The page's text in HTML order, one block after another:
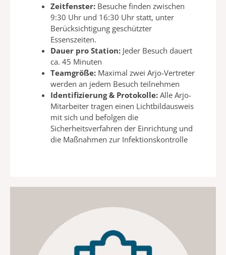
Zeitfenster: Besuche finden zwischen
9:30 Uhr und 16:30 Uhr statt, unter
Berücksichtigung geschützter
Essenszeiten.
Dauer pro Station: Jeder Besuch dauert
ca. 45 Minuten
Teamgröße: Maximal zwei Arjo-Vertreter
werden an jedem Besuch teilnehmen
Identifizierung & Protokolle: Alle Arjo-
Mitarbeiter tragen einen Lichtbildausweis
mit sich und befolgen die
Sicherheitsverfahren der Einrichtung und
die Maßnahmen zur Infektionskontrolle